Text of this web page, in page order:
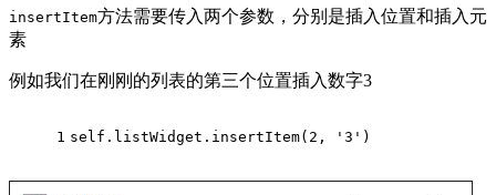
insertItem方法需要传入两个参数，分别是插入位置和插入元
素
例如我们在刚刚的列表的第三个位置插入数字3
1 self.listWidget.insertItem( 2 , '3' )